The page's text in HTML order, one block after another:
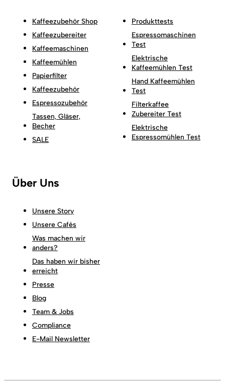
Kaffeezubehör Shop
Kaffeezubereiter
Kaffeemaschinen
Kaffeemühlen
Papierfilter
Kaffeezubehör
Espressozubehör
Tassen, Gläser,
Becher
SALE
Produkttests
Espressomaschinen
Test
Elektrische
Kaffeemühlen Test
Hand Kaffeemühlen
Test
Filterkaffee
Zubereiter Test
Elektrische
Espressomühlen Test
Über Uns
Unsere Story
Unsere Cafés
Was machen wir
anders?
Das haben wir bisher
erreicht
Presse
Blog
Team & Jobs
Compliance
E-Mail Newsletter